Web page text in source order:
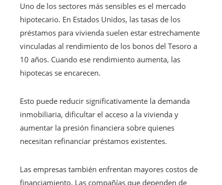
Uno de los sectores más sensibles es el mercado
hipotecario. En Estados Unidos, las tasas de los
préstamos para vivienda suelen estar estrechamente
vinculadas al rendimiento de los bonos del Tesoro a
10 años. Cuando ese rendimiento aumenta, las
hipotecas se encarecen.
Esto puede reducir significativamente la demanda
inmobiliaria, dificultar el acceso a la vivienda y
aumentar la presión financiera sobre quienes
necesitan refinanciar préstamos existentes.
Las empresas también enfrentan mayores costos de
financiamiento. Las compañías que dependen de